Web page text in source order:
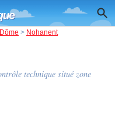
> Nohanent
technique situé zone